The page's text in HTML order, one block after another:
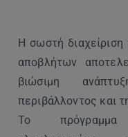
Η σωστή
αποβλήτων
βιώσιμη
περιβάλλοντος και
Το πρόγραμμα